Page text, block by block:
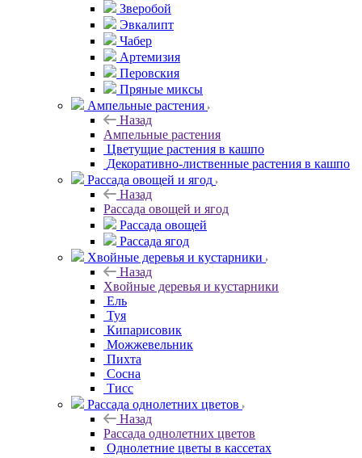
Зверобой
Эвкалипт
Чабер
Артемизия
Перовския
Пряные миксы
Ампельные растения
Назад
Ампельные растения
Цветущие растения в кашпо
Декоративно-лиственные растения в кашпо
Рассада овощей и ягод
Назад
Рассада овощей и ягод
Рассада овощей
Рассада ягод
Хвойные деревья и кустарники
Назад
Хвойные деревья и кустарники
Ель
Туя
Кипарисовик
Можжевельник
Пихта
Сосна
Тисc
Рассада однолетних цветов
Назад
Рассада однолетних цветов
Однолетние цветы в кассетах